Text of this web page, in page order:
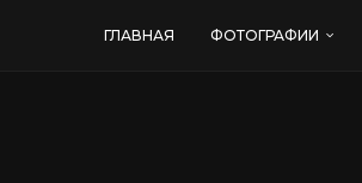
ГЛАВНАЯ ФОТОГРАФИИ